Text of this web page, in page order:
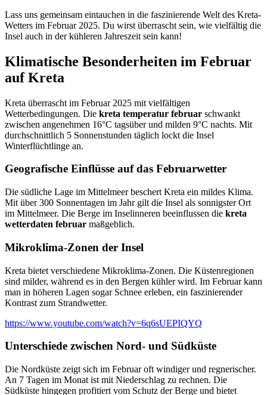
Lass uns gemeinsam eintauchen in die faszinierende Welt des Kreta-
Wetters im Februar 2025. Du wirst überrascht sein, wie vielfältig die
Insel auch in der kühleren Jahreszeit sein kann!
Klimatische Besonderheiten im Februar
auf Kreta
Kreta überrascht im Februar 2025 mit vielfältigen
Wetterbedingungen. Die kreta temperatur februar schwankt
zwischen angenehmen 16°C tagsüber und milden 9°C nachts. Mit
durchschnittlich 5 Sonnenstunden täglich lockt die Insel
Winterflüchtlinge an.
Geografische Einflüsse auf das Februarwetter
Die südliche Lage im Mittelmeer beschert Kreta ein mildes Klima.
Mit über 300 Sonnentagen im Jahr gilt die Insel als sonnigster Ort
im Mittelmeer. Die Berge im Inselinneren beeinflussen die kreta
wetterdaten februar maßgeblich.
Mikroklima-Zonen der Insel
Kreta bietet verschiedene Mikroklima-Zonen. Die Küstenregionen
sind milder, während es in den Bergen kühler wird. Im Februar kann
man in höheren Lagen sogar Schnee erleben, ein faszinierender
Kontrast zum Strandwetter.
https://www.youtube.com/watch?v=6q6sUEPIQYQ
Unterschiede zwischen Nord- und Südküste
Die Nordküste zeigt sich im Februar oft windiger und regnerischer.
An 7 Tagen im Monat ist mit Niederschlag zu rechnen. Die
Südküste hingegen profitiert vom Schutz der Berge und bietet